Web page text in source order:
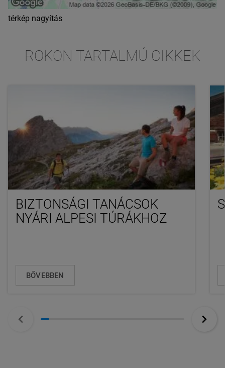
térkép nagyítás
ROKON TARTALMÚ CIKKEK
BIZTONSÁGI TANÁCSOK
NYÁRI ALPESI TÚRÁKHOZ
BŐVEBBEN